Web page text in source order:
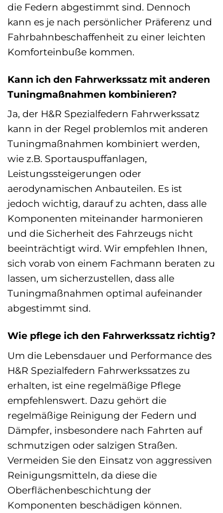
die Federn abgestimmt sind. Dennoch
kann es je nach persönlicher Präferenz und
Fahrbahnbeschaffenheit zu einer leichten
Komforteinbuße kommen.
Kann ich den Fahrwerkssatz mit anderen
Tuningmaßnahmen kombinieren?
Ja, der H&R Spezialfedern Fahrwerkssatz
kann in der Regel problemlos mit anderen
Tuningmaßnahmen kombiniert werden,
wie z.B. Sportauspuffanlagen,
Leistungssteigerungen oder
aerodynamischen Anbauteilen. Es ist
jedoch wichtig, darauf zu achten, dass alle
Komponenten miteinander harmonieren
und die Sicherheit des Fahrzeugs nicht
beeinträchtigt wird. Wir empfehlen Ihnen,
sich vorab von einem Fachmann beraten zu
lassen, um sicherzustellen, dass alle
Tuningmaßnahmen optimal aufeinander
abgestimmt sind.
Wie pflege ich den Fahrwerkssatz richtig?
Um die Lebensdauer und Performance des
H&R Spezialfedern Fahrwerkssatzes zu
erhalten, ist eine regelmäßige Pflege
empfehlenswert. Dazu gehört die
regelmäßige Reinigung der Federn und
Dämpfer, insbesondere nach Fahrten auf
schmutzigen oder salzigen Straßen.
Vermeiden Sie den Einsatz von aggressiven
Reinigungsmitteln, da diese die
Oberflächenbeschichtung der
Komponenten beschädigen können.